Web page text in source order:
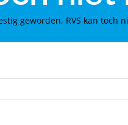
geworden, RVS kan toch